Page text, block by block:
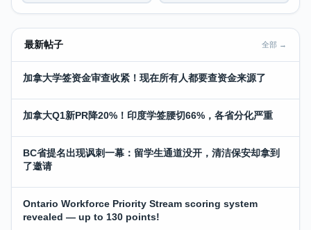
最新帖子 全部 →
加拿大学签资金审查收紧！现在所有人都要查资金来源了
加拿大Q1新PR降20%！印度学签腰切66%，各省分化严重
BC省提名出现讽刺一幕：留学生通道没开，清洁保安却拿到
了邀请
Ontario Workforce Priority Stream scoring system
revealed — up to 130 points!